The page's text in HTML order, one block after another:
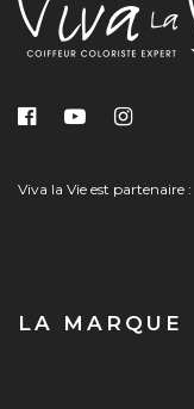
Viva la Vie est partenaire :
LA MARQUE